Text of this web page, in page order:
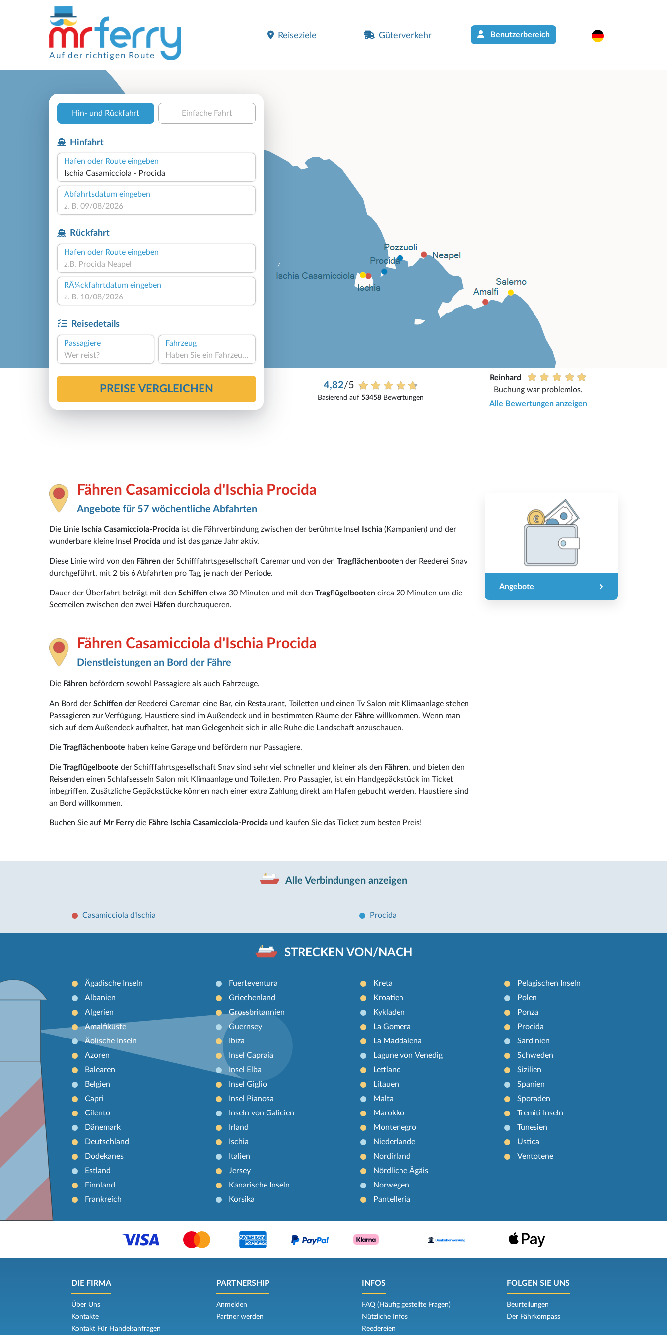
Auf der richtigen Route
Reiseziele Güterverkehr Benutzerbereich
Hin- und Rückfahrt Einfache Fahrt
Hinfahrt
Hafen oder Route eingeben
Abfahrtsdatum eingeben
Rückfahrt
Hafen oder Route eingeben
RÃ¼ckfahrtdatum eingeben
Reisedetails
Passagiere
Wer reist?
Fahrzeug
Haben Sie ein Fahrzeug?
PREISE VERGLEICHEN 4,82/5
Basierend auf53458 Bewertungen
Reinhard
Buchung war problemlos.
Alle Bewertungen anzeigen
Fähren Casamicciola d'Ischia Procida
Angebote für 57 wöchentliche Abfahrten
Die Linie Ischia Casamicciola-Procida ist die Fährverbindung zwischen der berühmte Insel Ischia (Kampanien) und der
wunderbare kleine Insel
Procida und ist das ganze Jahr aktiv.
Diese Linie wird von den Fähren der Schifffahrtsgesellschaft Caremar und von den Tragflächenbooten der Reederei Snav
durchgeführt, mit 2 bis 6 Abfahrten pro Tag, je nach der Periode.
Dauer der Überfahrt beträgt mit den Schiffen etwa 30 Minuten und mit den Tragflügelbooten circa 20 Minuten um die
Seemeilen zwischen den zwei Häfen durchzuqueren.
Fähren Casamicciola d'Ischia Procida
Dienstleistungen an Bord der Fähre
Die Fähren befördern sowohl Passagiere als auch Fahrzeuge.
An Bord der Schiffen der Reederei Caremar, eine Bar, ein Restaurant, Toiletten und einen Tv Salon mit Klimaanlage stehen
Passagieren zur Verfügung. Haustiere sind im Außendeck und in bestimmten Räume der Fähre willkommen. Wenn man
sich auf dem Außendeck aufhaltet, hat man Gelegenheit sich in alle Ruhe die Landschaft anzuschauen.
Die Tragflächenboote haben keine Garage und befördern nur Passagiere.
Die Tragflügelboote der Schifffahrtsgesellschaft Snav sind sehr viel schneller und kleiner als den Fähren, und bieten den
Reisenden einen Schlafsesseln Salon mit Klimaanlage und Toiletten. Pro Passagier, ist ein Handgepäckstück im Ticket
inbegriffen. Zusätzliche Gepäckstücke können nach einer extra Zahlung direkt am Hafen gebucht werden. Haustiere sind
an Bord willkommen.
Buchen Sie auf Mr Ferrydie Fähre Ischia Casamicciola-Procida und kaufen Sie das Ticket zum besten Preis!
Angebote
Alle Verbindungen anzeigen
Casamicciola d'Ischia Procida
STRECKEN VON/NACH
Ägadische Inseln
Albanien
Algerien
Amalfiküste
Äolische Inseln
Azoren
Balearen
Belgien
Capri
Cilento
Dänemark
Deutschland
Dodekanes
Estland
Finnland
Frankreich
Fuerteventura
Griechenland
Grossbritannien
Guernsey
Ibiza
Insel Capraia
Insel Elba
Insel Giglio
Insel Pianosa
Inseln von Galicien
Irland
Ischia
Italien
Jersey
Kanarische Inseln
Korsika
Kreta
Kroatien
Kykladen
La Gomera
La Maddalena
Lagune von Venedig
Lettland
Litauen
Malta
Marokko
Montenegro
Niederlande
Nordirland
Nördliche Ägäis
Norwegen
Pantelleria
Pelagischen Inseln
Polen
Ponza
Procida
Sardinien
Schweden
Sizilien
Spanien
Sporaden
Tremiti Inseln
Tunesien
Ustica
Ventotene
DIE FIRMA
Über Uns
Kontakte
Kontakt Für Handelsanfragen
PARTNERSHIP
Anmelden
Partner werden
INFOS
FAQ (Häufig gestellte Fragen)
Nützliche Infos
Reedereien
FOLGEN SIE UNS
Beurteilungen
Der Fährkompass